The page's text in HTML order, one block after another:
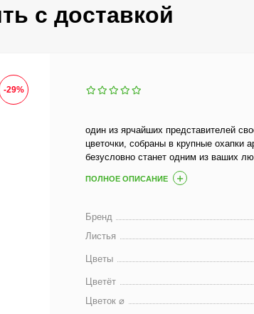
с доставкой
-29%
один из ярчайших представителей
цветочки, собраны в крупные охапки
безусловно станет одним из ваших
ПОЛНОЕ ОПИСАНИЕ
Бренд
Листья
Цветы
Цветёт
Цветок ⌀